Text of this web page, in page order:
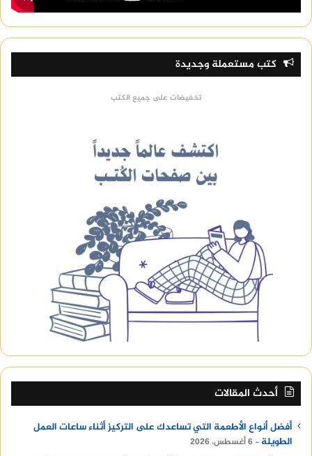
كتب مستعملة وجديدة
تخفيضات على جميع الكتب
أحدث المقالات
أفضل أنواع الأطعمة التي تساعدك على التركيز أثناء ساعات العمل
الطويلة
6 أغسطس، 2026